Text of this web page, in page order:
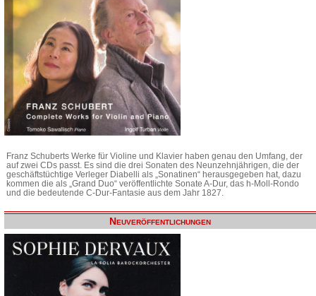
Franz Schuberts Werke für Violine und Klavier haben genau den Umfang, der
auf zwei CDs passt. Es sind die drei Sonaten des Neunzehnjährigen, die der
geschäftstüchtige Verleger Diabelli als „Sonatinen“ herausgegeben hat, dazu
kommen die als „Grand Duo“ veröffentlichte Sonate A-Dur, das h-Moll-Rondo
und die bedeutende C-Dur-Fantasie aus dem Jahr 1827.
Neuveröffentlichungen